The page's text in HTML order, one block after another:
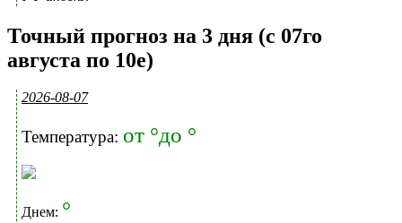
Точный прогноз на 3 дня (с 07го
августа по 10е)
2026-08-07
Температура: от °до °
Днем: °